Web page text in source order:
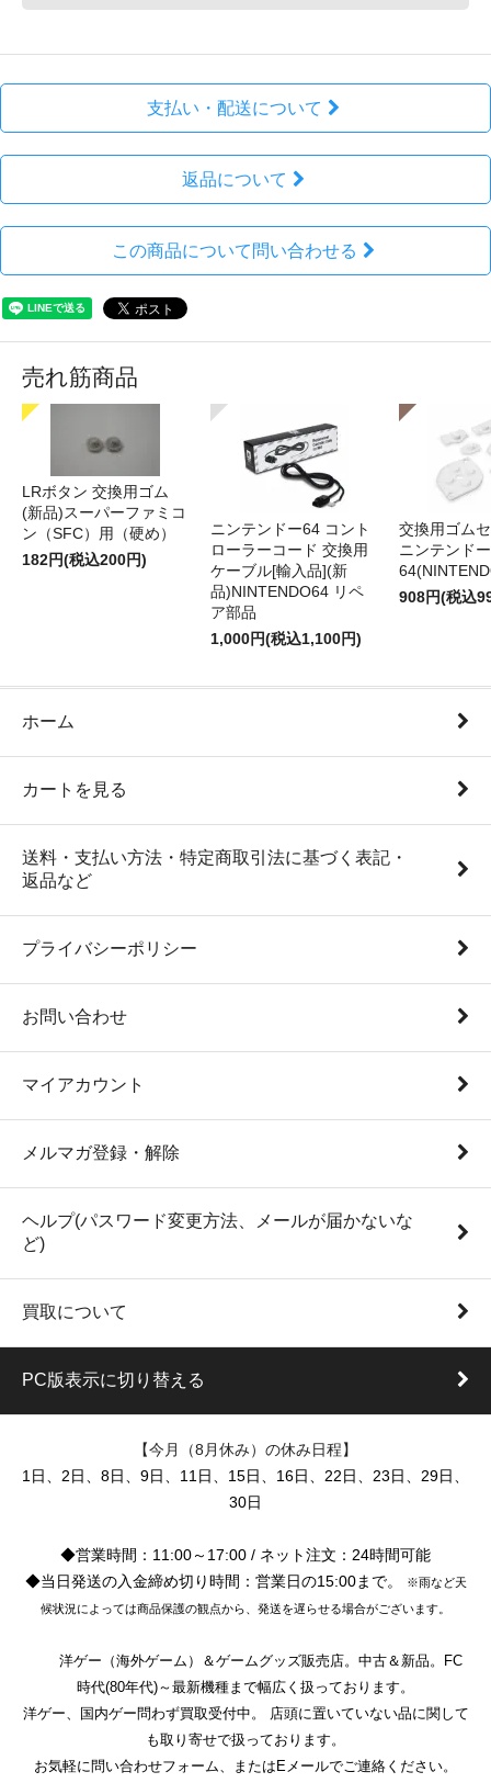
支払い・配送について
返品について
この商品について問い合わせる
売れ筋商品
LRボタン 交換用ゴム
(新品)スーパーファミコ
ン（SFC）用（硬め）
182円(税込200円)
ニンテンドー64 コント
ローラーコード 交換用
ケーブル[輸入品](新
品)NINTENDO64 リペ
ア部品
1,000円(税込1,100円)
交換用ゴム
ニンテンドー
908円(税込
ホーム
カートを見る
送料・支払い方法・特定商取引法に基づく表記・
返品など
プライバシーポリシー
お問い合わせ
マイアカウント
メルマガ登録・解除
ヘルプ(パスワード変更方法、メールが届かないな
ど)
買取について
PC版表示に切り替える
【今月（8月休み）の休み日程】
1日、2日、8日、9日、11日、15日、16日、22日、23日、29日、
30日
◆営業時間：11:00～17:00 / ネット注文：24時間可能
◆当日発送の入金締め切り時間：営業日の15:00まで。
※雨など天
候状況によっては商品保護の観点から、発送を遅らせる場合がございます。
洋ゲー（海外ゲーム）＆ゲームグッズ販売店。中古＆新品。FC
時代(80年代)～最新機種まで幅広く扱っております。
洋ゲー、国内ゲー問わず買取受付中。 店頭に置いていない品に関して
も取り寄せで扱っております。
お気軽に問い合わせフォーム、またはEメールでご連絡ください。